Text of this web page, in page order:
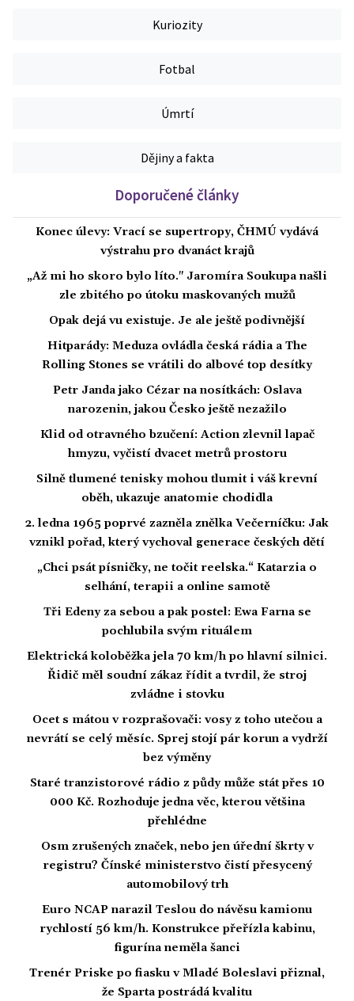
Kuriozity
Fotbal
Úmrtí
Dějiny a fakta
Doporučené články
Konec úlevy: Vrací se supertropy, ČHMÚ vydává
výstrahu pro dvanáct krajů
„Až mi ho skoro bylo líto." Jaromíra Soukupa našli
zle zbitého po útoku maskovaných mužů
Opak dejá vu existuje. Je ale ještě podivnější
Hitparády: Meduza ovládla česká rádia a The
Rolling Stones se vrátili do albové top desítky
Petr Janda jako Cézar na nosítkách: Oslava
narozenin, jakou Česko ještě nezažilo
Klid od otravného bzučení: Action zlevnil lapač
hmyzu, vyčistí dvacet metrů prostoru
Silně tlumené tenisky mohou tlumit i váš krevní
oběh, ukazuje anatomie chodidla
2. ledna 1965 poprvé zazněla znělka Večerníčku: Jak
vznikl pořad, který vychoval generace českých dětí
„Chci psát písničky, ne točit reelska.“ Katarzia o
selhání, terapii a online samotě
Tři Edeny za sebou a pak postel: Ewa Farna se
pochlubila svým rituálem
Elektrická koloběžka jela 70 km/h po hlavní silnici.
Řidič měl soudní zákaz řídit a tvrdil, že stroj
zvládne i stovku
Ocet s mátou v rozprašovači: vosy z toho utečou a
nevrátí se celý měsíc. Sprej stojí pár korun a vydrží
bez výměny
Staré tranzistorové rádio z půdy může stát přes 10
000 Kč. Rozhoduje jedna věc, kterou většina
přehlédne
Osm zrušených značek, nebo jen úřední škrty v
registru? Čínské ministerstvo čistí přesycený
automobilový trh
Euro NCAP narazil Teslou do návěsu kamionu
rychlostí 56 km/h. Konstrukce přeřízla kabinu,
figurína neměla šanci
Trenér Priske po fiasku v Mladé Boleslavi přiznal,
že Sparta postrádá kvalitu